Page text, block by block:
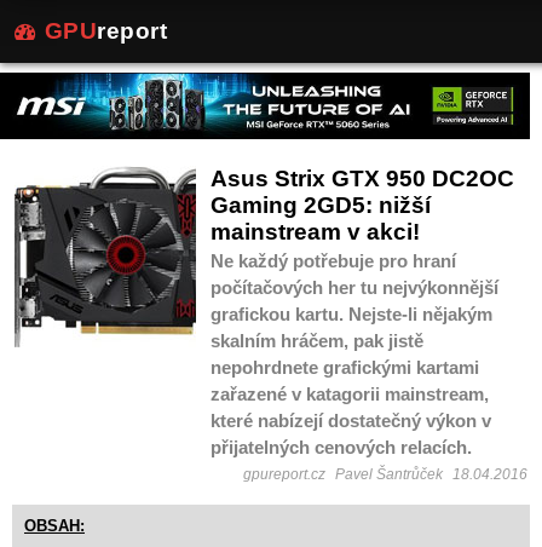
GPUreport
Asus Strix GTX 950 DC2OC
Gaming 2GD5: nižší
mainstream v akci!
Ne každý potřebuje pro hraní
počítačových her tu nejvýkonnější
grafickou kartu. Nejste-li nějakým
skalním hráčem, pak jistě
nepohrdnete grafickými kartami
zařazené v katagorii mainstream,
které nabízejí dostatečný výkon v
přijatelných cenových relacích.
gpureport.cz Pavel Šantrůček 18.04.2016
OBSAH: